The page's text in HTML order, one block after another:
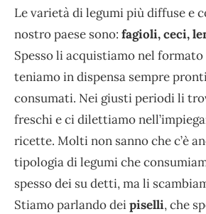
Le varietà di legumi più diffuse e
nostro paese sono: fagioli, ceci,
Spesso li acquistiamo nel formato
teniamo in dispensa sempre
consumati. Nei giusti periodi li
freschi e ci dilettiamo
ricette. Molti non sanno che c’è
tipologia di legumi che
spesso dei su detti, ma li
Stiamo parlando deipiselli, che